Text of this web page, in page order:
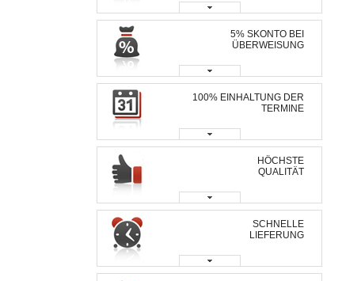
5% SKONTO BEI
ÜBERWEISUNG
100% EINHALTUNG DER
TERMINE
HÖCHSTE
QUALITÄT
SCHNELLE
LIEFERUNG